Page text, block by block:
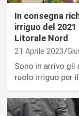
In consegna
irriguo del
Litorale Nord
21 Aprile 2023
Sono in arrivo
ruolo irriguo per